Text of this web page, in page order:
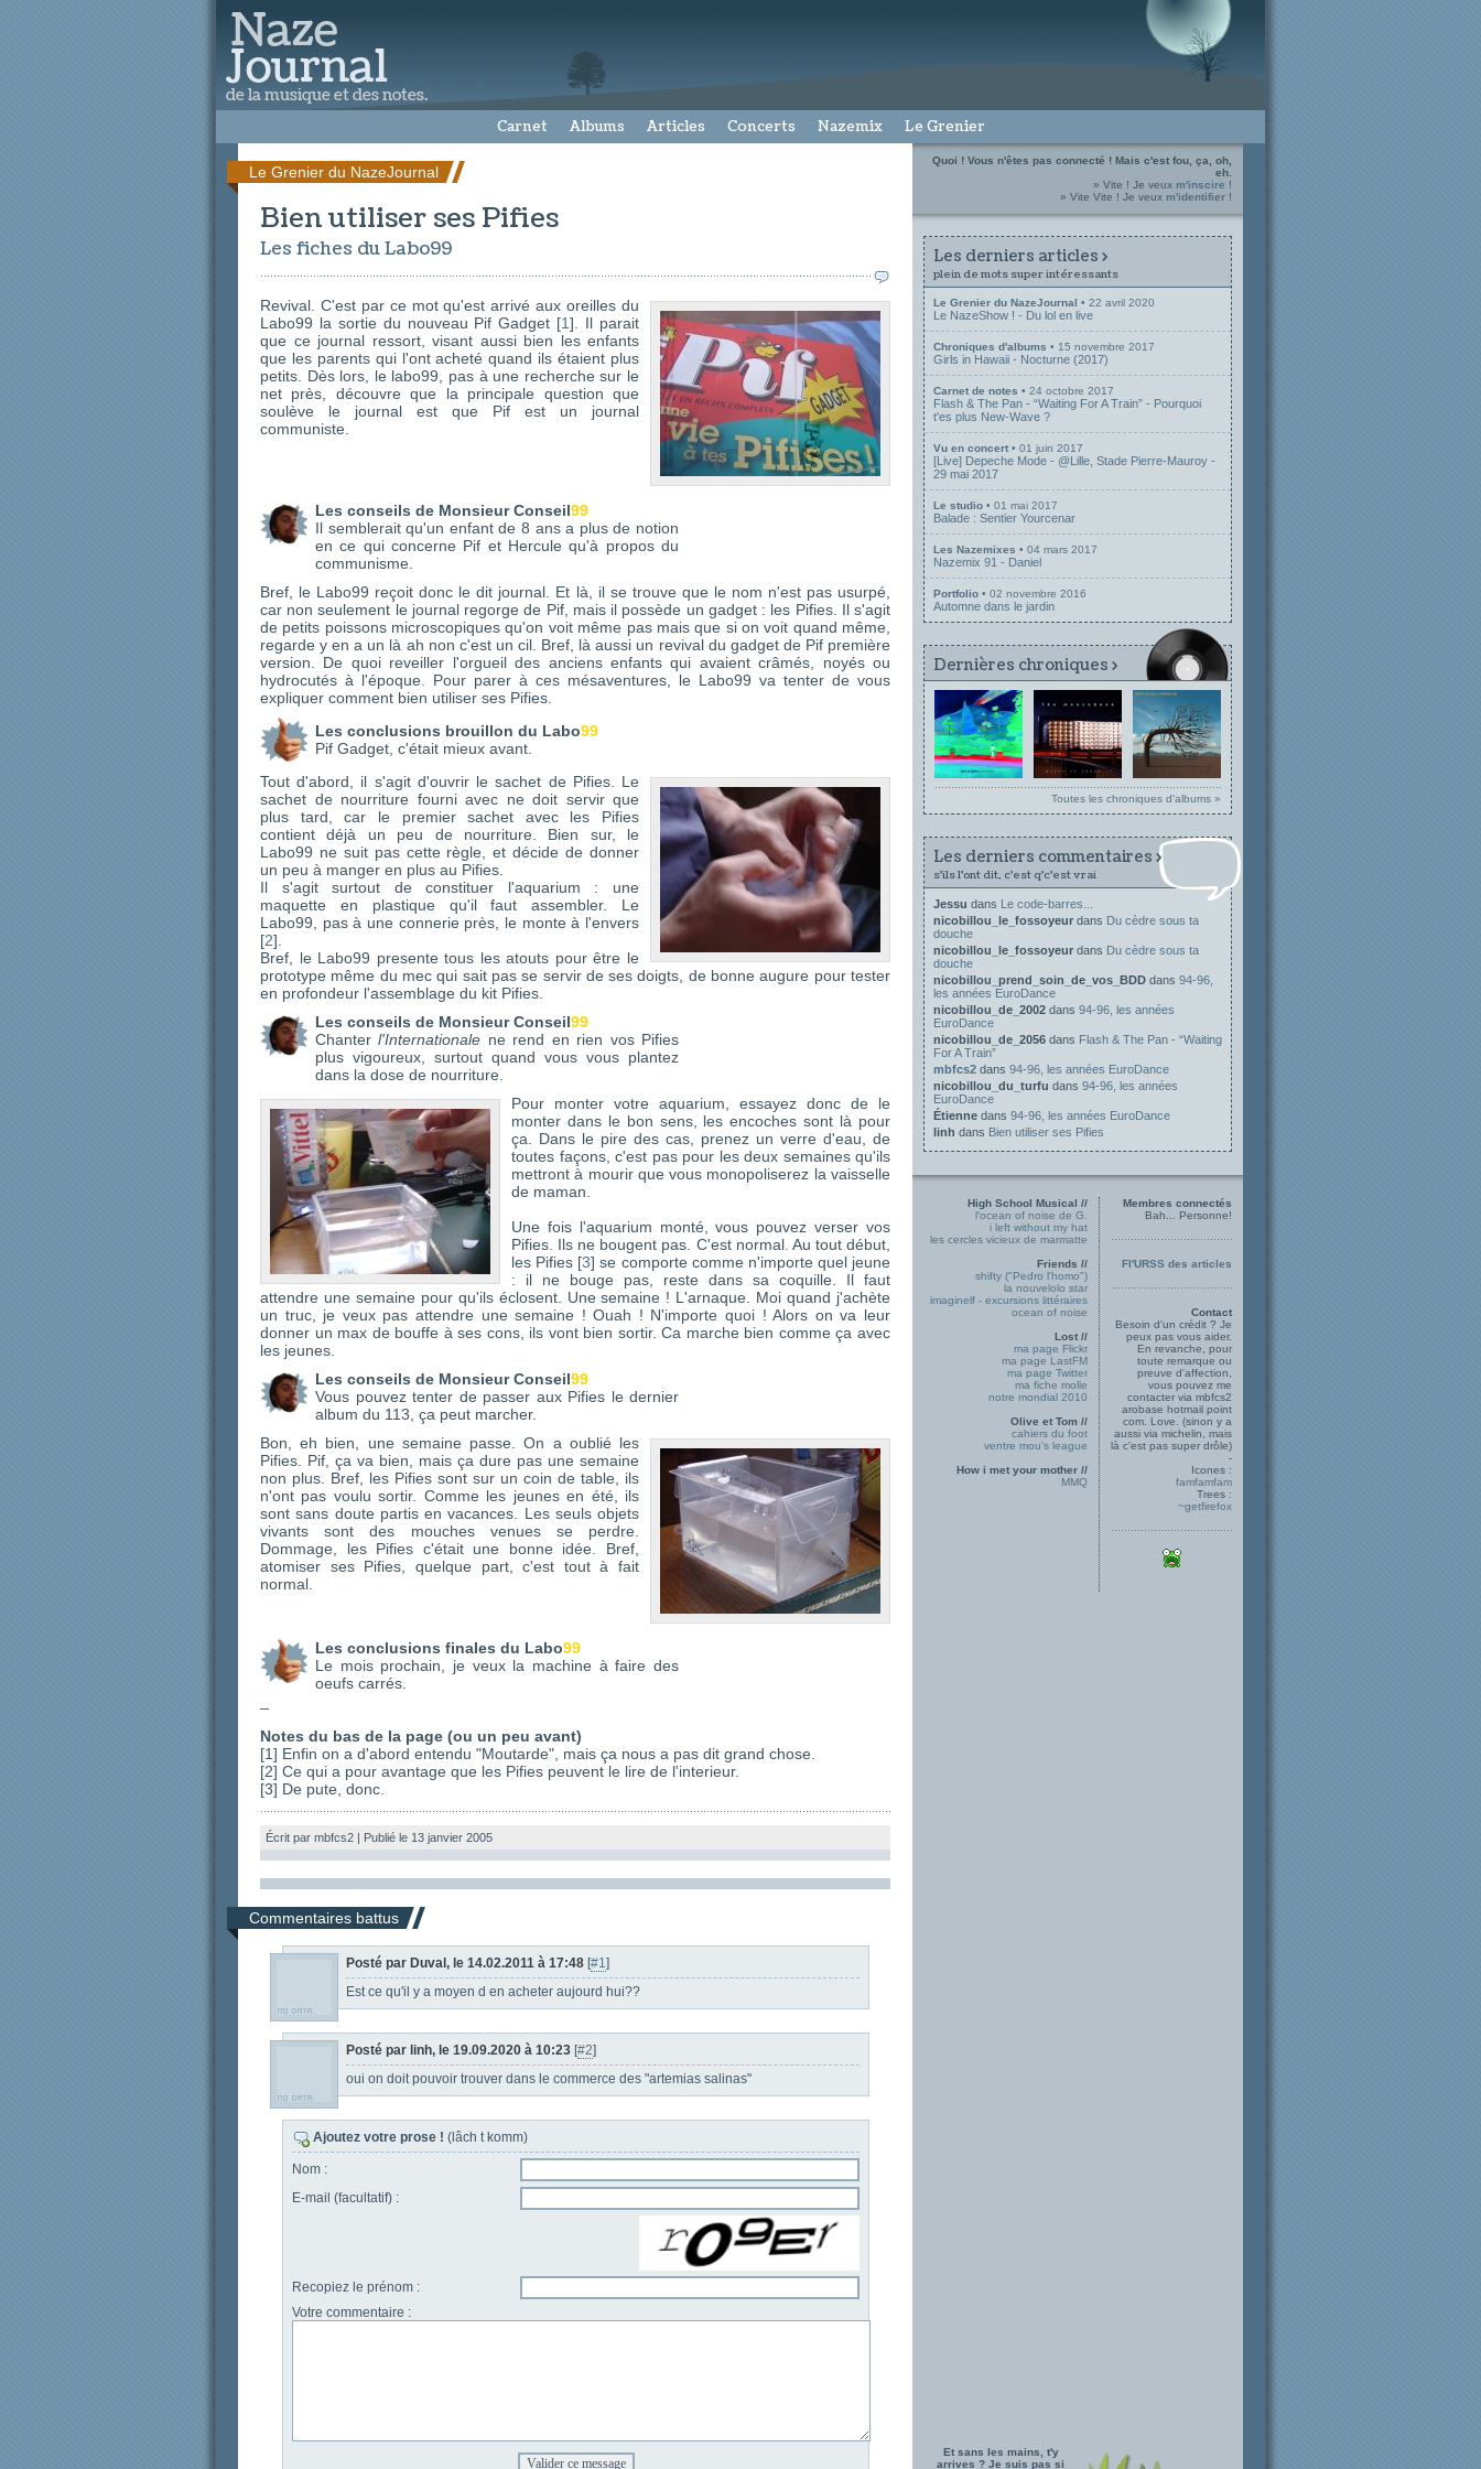
Carnet Albums Articles Concerts Nazemix Le Grenier
Quoi ! Vous n'êtes pas connecté ! Mais c'est fou, ça, oh,
eh.
» Vite ! Je veux m'inscire !
» Vite Vite ! Je veux m'identifier !
Les derniers articles >
plein de mots super intéressants
Le Grenier du NazeJournal • 22 avril 2020
Le NazeShow ! - Du lol en live
Chroniques d'albums • 15 novembre 2017
Girls in Hawaii - Nocturne (2017)
Carnet de notes • 24 octobre 2017
Flash & The Pan - “Waiting For A Train” - Pourquoi
t'es plus New-Wave ?
Vu en concert • 01 juin 2017
[Live] Depeche Mode - @Lille, Stade Pierre-Mauroy -
29 mai 2017
Le studio • 01 mai 2017
Balade : Sentier Yourcenar
Les Nazemixes • 04 mars 2017
Nazemix 91 - Daniel
Portfolio • 02 novembre 2016
Automne dans le jardin
Dernières chroniques >
Toutes les chroniques d'albums »
Les derniers commentaires >
s'ils l'ont dit, c'est q'c'est vrai
Jessu dans Le code-barres...
nicobillou_le_fossoyeur dans Du cèdre sous ta
douche
nicobillou_le_fossoyeur dans Du cèdre sous ta
douche
nicobillou_prend_soin_de_vos_BDD dans 94-96,
les années EuroDance
nicobillou_de_2002 dans 94-96, les années
EuroDance
nicobillou_de_2056 dans Flash & The Pan - “Waiting
For A Train”
mbfcs2 dans 94-96, les années EuroDance
nicobillou_du_turfu dans 94-96, les années
EuroDance
Étienne dans 94-96, les années EuroDance
linh dans Bien utiliser ses Pifies
High School Musical //
l'ocean of noise de G.
i left without my hat
les cercles vicieux de marmatte
Friends //
shifty ("Pedro l'homo")
la nouvelolo star
imaginelf - excursions littéraires
ocean of noise
Lost //
ma page Flickr
ma page LastFM
ma page Twitter
ma fiche molle
notre mondial 2010
Olive et Tom //
cahiers du foot
ventre mou's league
How i met your mother //
MMQ
Membres connectés
Bah... Personne!
Fl'URSS des articles
Contact
Besoin d'un crédit ? Je
peux pas vous aider.
En revanche, pour
toute remarque ou
preuve d'affection,
vous pouvez me
contacter via mbfcs2
arobase hotmail point
com. Love. (sinon y a
aussi via michelin, mais
là c'est pas super drôle)
-
Icones :
famfamfam
Trees :
~getfirefox
Le Grenier du NazeJournal
Bien utiliser ses Pifies
Les fiches du Labo99
Revival. C'est par ce mot qu'est arrivé aux oreilles du
Labo99 la sortie du nouveau Pif Gadget [1]. Il parait
que ce journal ressort, visant aussi bien les enfants
que les parents qui l'ont acheté quand ils étaient plus
petits. Dès lors, le labo99, pas à une recherche sur le
net près, découvre que la principale question que
soulève le journal est que Pif est un journal
communiste.
Les conseils de Monsieur Conseil99
Il semblerait qu'un enfant de 8 ans a plus de notion
en ce qui concerne Pif et Hercule qu'à propos du
communisme.
Bref, le Labo99 reçoit donc le dit journal. Et là, il se trouve que le nom n'est pas usurpé,
car non seulement le journal regorge de Pif, mais il possède un gadget : les Pifies. Il s'agit
de petits poissons microscopiques qu'on voit même pas mais que si on voit quand même,
regarde y en a un là ah non c'est un cil. Bref, là aussi un revival du gadget de Pif première
version. De quoi reveiller l'orgueil des anciens enfants qui avaient crâmés, noyés ou
hydrocutés à l'époque. Pour parer à ces mésaventures, le Labo99 va tenter de vous
expliquer comment bien utiliser ses Pifies.
Les conclusions brouillon du Labo99
Pif Gadget, c'était mieux avant.
Tout d'abord, il s'agit d'ouvrir le sachet de Pifies. Le
sachet de nourriture fourni avec ne doit servir que
plus tard, car le premier sachet avec les Pifies
contient déjà un peu de nourriture. Bien sur, le
Labo99 ne suit pas cette règle, et décide de donner
un peu à manger en plus au Pifies.
Il s'agit surtout de constituer l'aquarium : une
maquette en plastique qu'il faut assembler. Le
Labo99, pas à une connerie près, le monte à l'envers
[2].
Bref, le Labo99 presente tous les atouts pour être le
prototype même du mec qui sait pas se servir de ses doigts, de bonne augure pour tester
en profondeur l'assemblage du kit Pifies.
Les conseils de Monsieur Conseil99
Chanterl'Internationale ne rend en rien vos Pifies
plus vigoureux, surtout quand vous vous plantez
dans la dose de nourriture.
Pour monter votre aquarium, essayez donc de le
monter dans le bon sens, les encoches sont là pour
ça. Dans le pire des cas, prenez un verre d'eau, de
toutes façons, c'est pas pour les deux semaines qu'ils
mettront à mourir que vous monopoliserez la vaisselle
de maman.
Une fois l'aquarium monté, vous pouvez verser vos
Pifies. Ils ne bougent pas. C'est normal. Au tout début,
les Pifies [3] se comporte comme n'importe quel jeune
: il ne bouge pas, reste dans sa coquille. Il faut
attendre une semaine pour qu'ils éclosent. Une semaine ! L'arnaque. Moi quand j'achète
un truc, je veux pas attendre une semaine ! Ouah ! N'importe quoi ! Alors on va leur
donner un max de bouffe à ses cons, ils vont bien sortir. Ca marche bien comme ça avec
les jeunes.
Les conseils de Monsieur Conseil99
Vous pouvez tenter de passer aux Pifies le dernier
album du 113, ça peut marcher.
Bon, eh bien, une semaine passe. On a oublié les
Pifies. Pif, ça va bien, mais ça dure pas une semaine
non plus. Bref, les Pifies sont sur un coin de table, ils
n'ont pas voulu sortir. Comme les jeunes en été, ils
sont sans doute partis en vacances. Les seuls objets
vivants sont des mouches venues se perdre.
Dommage, les Pifies c'était une bonne idée. Bref,
atomiser ses Pifies, quelque part, c'est tout à fait
normal.
Les conclusions finales du Labo99
Le mois prochain, je veux la machine à faire des
oeufs carrés.
Notes du bas de la page (ou un peu avant)
[1] Enfin on a d'abord entendu "Moutarde", mais ça nous a pas dit grand chose.
[2] Ce qui a pour avantage que les Pifies peuvent le lire de l'interieur.
[3] De pute, donc.
Écrit par mbfcs2 | Publié le 13 janvier 2005
Commentaires battus
Posté par Duval, le 14.02.2011 à 17:48 [#1]
Est ce qu'il y a moyen d en acheter aujourd hui??
Posté par linh, le 19.09.2020 à 10:23 [#2]
oui on doit pouvoir trouver dans le commerce des "artemias salinas"
Ajoutez votre prose ! (lâch t komm)
Nom :
E-mail (facultatif) :
Recopiez le prénom :
Votre commentaire :
Et sans les mains, t'y
arrives ? Je suis pas si